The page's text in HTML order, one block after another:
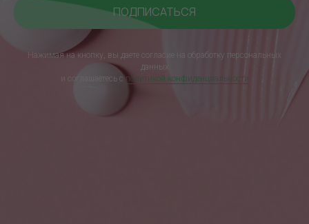
ПОДПИСАТЬСЯ
Нажимая на кнопку, вы даете согласие на обработку персональных
данных
и соглашаетесь cполитикой конфиденциальности